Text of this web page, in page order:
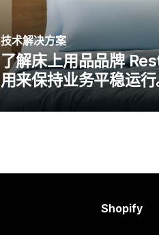
技术解决方案
了解床上用品品牌
用来保持业务平稳运
Shopify